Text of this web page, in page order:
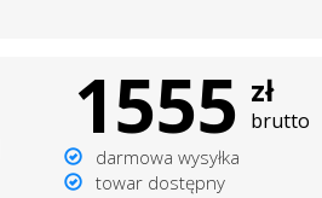
1555 zł
brutto
darmowa wysyłka
towar dostępny